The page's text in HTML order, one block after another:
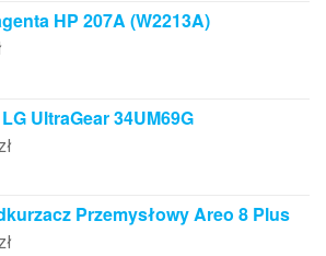
HP 207A (W2213A)
UltraGear 34UM69G
Przemysłowy Areo 8 Plus